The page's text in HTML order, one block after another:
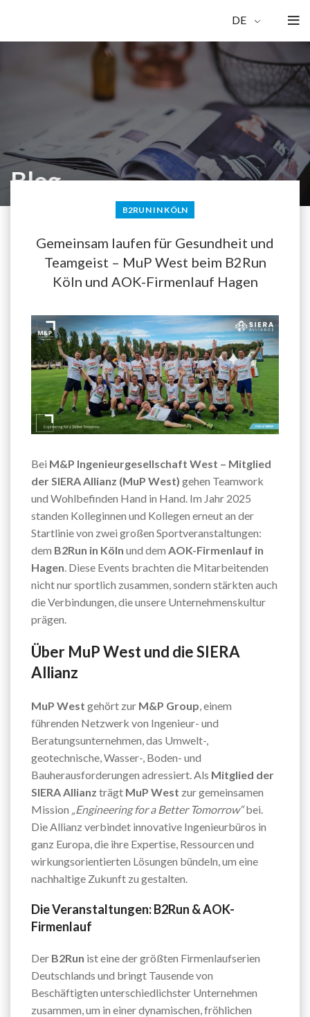
DE
Blog
B2RUN IN KÖLN
Gemeinsam laufen für Gesundheit und
Teamgeist – MuP West beim B2Run
Köln und AOK-Firmenlauf Hagen
Bei M&P Ingenieurgesellschaft West – Mitglied
der SIERA Allianz (MuP West) gehen Teamwork
und Wohlbefinden Hand in Hand. Im Jahr 2025
standen Kolleginnen und Kollegen erneut an der
Startlinie von zwei großen Sportveranstaltungen:
dem B2Run in Köln und dem AOK-Firmenlauf in
Hagen. Diese Events brachten die Mitarbeitenden
nicht nur sportlich zusammen, sondern stärkten auch
die Verbindungen, die unsere Unternehmenskultur
prägen.
Über MuP West und die SIERA
Allianz
MuP West gehört zur M&P Group, einem
führenden Netzwerk von Ingenieur- und
Beratungsunternehmen, das Umwelt-,
geotechnische, Wasser-, Boden- und
Bauherausforderungen adressiert. Als Mitglied der
SIERA Allianz trägt MuP West zur gemeinsamen
Mission „Engineering for a Better Tomorrow“bei.
Die Allianz verbindet innovative Ingenieurbüros in
ganz Europa, die ihre Expertise, Ressourcen und
wirkungsorientierten Lösungen bündeln, um eine
nachhaltige Zukunft zu gestalten.
Die Veranstaltungen: B2Run & AOK-
Firmenlauf
Der B2Run ist eine der größten Firmenlaufserien
Deutschlands und bringt Tausende von
Beschäftigten unterschiedlichster Unternehmen
zusammen, um in einer dynamischen, fröhlichen